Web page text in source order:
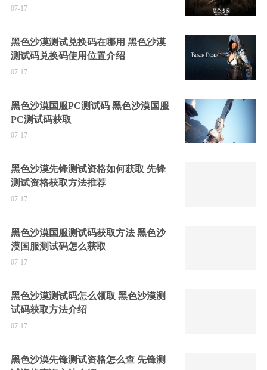
07-17
黑色沙漠测试兑换码在哪用 黑色沙漠
测试码兑换码使用位置介绍
07-17
黑色沙漠国服PC测试码 黑色沙漠国服
PC测试码获取
07-17
黑色沙漠先锋测试资格如何获取 先锋
测试资格获取方法推荐
07-17
黑色沙漠国服测试码获取方法 黑色沙
漠国服测试码怎么获取
07-17
黑色沙漠测试码怎么领取 黑色沙漠测
试码获取方法介绍
07-17
黑色沙漠先锋测试资格怎么查 先锋测